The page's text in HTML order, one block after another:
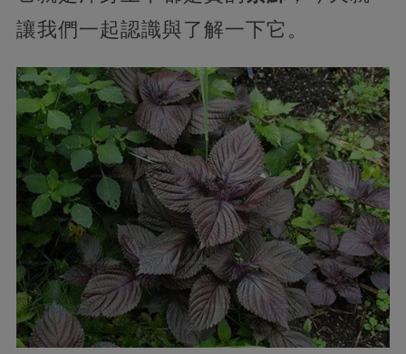
讓我們一起認識與了解一下它。